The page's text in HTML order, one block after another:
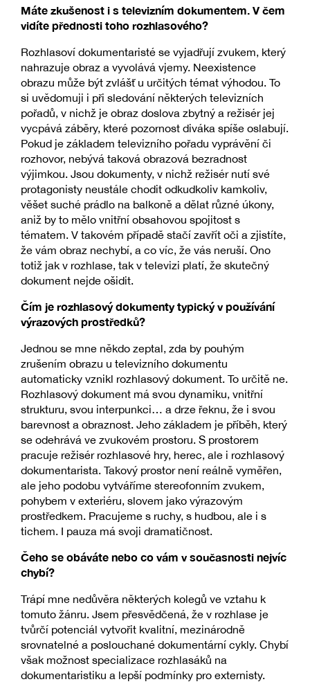
Máte zkušenost i s televizním dokumentem. V čem
vidíte přednosti toho rozhlasového?
Rozhlasoví dokumentaristé se vyjadřují zvukem, který
nahrazuje obraz a vyvolává vjemy. Neexistence
obrazu může být zvlášť u určitých témat výhodou. To
si uvědomuji i při sledování některých televizních
pořadů, v nichž je obraz doslova zbytný a režisér jej
vycpává záběry, které pozornost diváka spíše oslabují.
Pokud je základem televizního pořadu vyprávění či
rozhovor, nebývá taková obrazová bezradnost
výjimkou. Jsou dokumenty, v nichž režisér nutí své
protagonisty neustále chodit odkudkoliv kamkoliv,
věšet suché prádlo na balkoně a dělat různé úkony,
aniž by to mělo vnitřní obsahovou spojitost s
tématem. V takovém případě stačí zavřít oči a zjistíte,
že vám obraz nechybí, a co víc, že vás neruší. Ono
totiž jak v rozhlase, tak v televizi platí, že skutečný
dokument nejde ošidit.
Čím je rozhlasový dokumenty typický v používání
výrazových prostředků?
Jednou se mne někdo zeptal, zda by pouhým
zrušením obrazu u televizního dokumentu
automaticky vznikl rozhlasový dokument. To určitě ne.
Rozhlasový dokument má svou dynamiku, vnitřní
strukturu, svou interpunkci… a drze řeknu, že i svou
barevnost a obraznost. Jeho základem je příběh, který
se odehrává ve zvukovém prostoru. S prostorem
pracuje režisér rozhlasové hry, herec, ale i rozhlasový
dokumentarista. Takový prostor není reálně vyměřen,
ale jeho podobu vytváříme stereofonním zvukem,
pohybem v exteriéru, slovem jako výrazovým
prostředkem. Pracujeme s ruchy, s hudbou, ale i s
tichem. I pauza má svoji dramatičnost.
Čeho se obáváte nebo co vám v současnosti nejvíc
chybí?
Trápí mne nedůvěra některých kolegů ve vztahu k
tomuto žánru. Jsem přesvědčená, že v rozhlase je
tvůrčí potenciál vytvořit kvalitní, mezinárodně
srovnatelné a poslouchané dokumentární cykly. Chybí
však možnost specializace rozhlasáků na
dokumentaristiku a lepší podmínky pro externisty.